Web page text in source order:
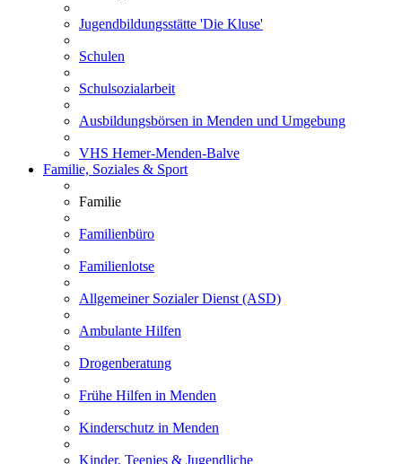
Jugendbildungsstätte 'Die Kluse'
Schulen
Schulsozialarbeit
Ausbildungsbörsen in Menden und Umgebung
VHS Hemer-Menden-Balve
Familie, Soziales & Sport
Familie
Familienbüro
Familienlotse
Allgemeiner Sozialer Dienst (ASD)
Ambulante Hilfen
Drogenberatung
Frühe Hilfen in Menden
Kinderschutz in Menden
Kinder, Teenies & Jugendliche